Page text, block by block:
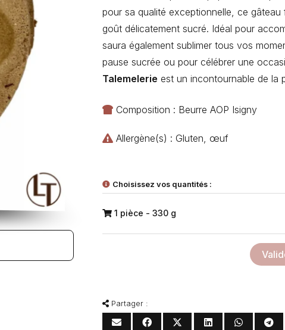
pour sa qualité exceptionnelle, ce
goût délicatement sucré. Idéal pour
saura également sublimer tous vos
pause sucrée ou pour célébrer une
Talemelerie est un incontournable de la
Composition : Beurre AOP Isigny
Allergène(s) : Gluten, œuf
Choisissez vos quantités :
1 pièce - 330 g
Partager :